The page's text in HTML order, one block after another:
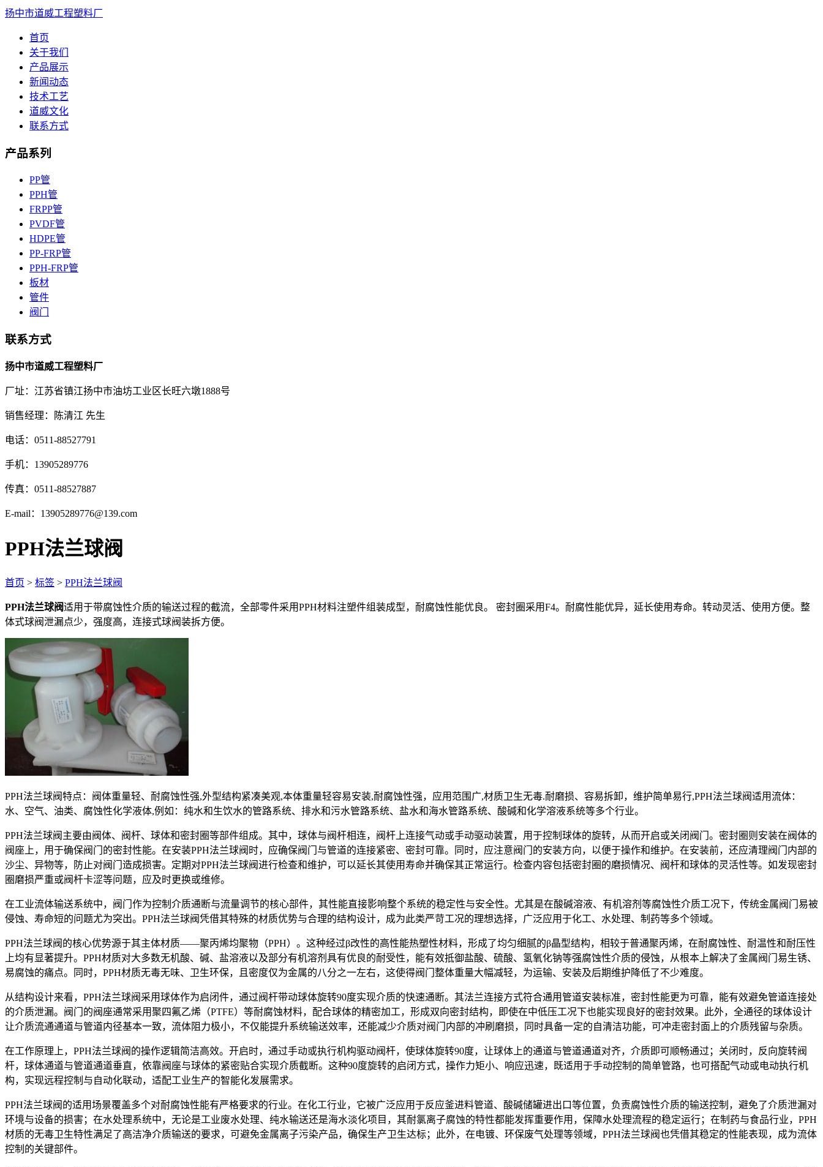
扬中市道威工程塑料厂
首页
关于我们
产品展示
新闻动态
技术工艺
道威文化
联系方式
产品系列
PP管
PPH管
FRPP管
PVDF管
HDPE管
PP-FRP管
PPH-FRP管
板材
管件
阀门
联系方式
扬中市道威工程塑料厂
厂址：江苏省镇江扬中市油坊工业区长旺六墩1888号
销售经理：陈清江 先生
电话：0511-88527791
手机：13905289776
传真：0511-88527887
E-mail：13905289776@139.com
PPH法兰球阀
首页 > 标签 > PPH法兰球阀
PPH法兰球阀适用于带腐蚀性介质的输送过程的截流，全部零件采用PPH材料注塑件组装成型，耐腐蚀性能优良。 密封圈采用F4。耐腐性能优异，延长使用寿命。转动灵活、使用方便。整
体式球阀泄漏点少，强度高，连接式球阀装拆方便。
PPH法兰球阀特点：阀体重量轻、耐腐蚀性强,外型结构紧凑美观,本体重量轻容易安装,耐腐蚀性强，应用范围广,材质卫生无毒.耐磨损、容易拆卸，维护简单易行,PPH法兰球阀适用流体：
水、空气、油类、腐蚀性化学液体,例如：纯水和生饮水的管路系统、排水和污水管路系统、盐水和海水管路系统、酸碱和化学溶液系统等多个行业。
PPH法兰球阀主要由阀体、阀杆、球体和密封圈等部件组成。其中，球体与阀杆相连，阀杆上连接气动或手动驱动装置，用于控制球体的旋转，从而开启或关闭阀门。密封圈则安装在阀体的
阀座上，用于确保阀门的密封性能。在安装PPH法兰球阀时，应确保阀门与管道的连接紧密、密封可靠。同时，应注意阀门的安装方向，以便于操作和维护。在安装前，还应清理阀门内部的
沙尘、异物等，防止对阀门造成损害。定期对PPH法兰球阀进行检查和维护，可以延长其使用寿命并确保其正常运行。检查内容包括密封圈的磨损情况、阀杆和球体的灵活性等。如发现密封
圈磨损严重或阀杆卡涩等问题，应及时更换或维修。
在工业流体输送系统中，阀门作为控制介质通断与流量调节的核心部件，其性能直接影响整个系统的稳定性与安全性。尤其是在酸碱溶液、有机溶剂等腐蚀性介质工况下，传统金属阀门易被
侵蚀、寿命短的问题尤为突出。PPH法兰球阀凭借其特殊的材质优势与合理的结构设计，成为此类严苛工况的理想选择，广泛应用于化工、水处理、制药等多个领域。
PPH法兰球阀的核心优势源于其主体材质——聚丙烯均聚物（PPH）。这种经过β改性的高性能热塑性材料，形成了均匀细腻的β晶型结构，相较于普通聚丙烯，在耐腐蚀性、耐温性和耐压性
上均有显著提升。PPH材质对大多数无机酸、碱、盐溶液以及部分有机溶剂具有优良的耐受性，能有效抵御盐酸、硫酸、氢氧化钠等强腐蚀性介质的侵蚀，从根本上解决了金属阀门易生锈、
易腐蚀的痛点。同时，PPH材质无毒无味、卫生环保，且密度仅为金属的八分之一左右，这使得阀门整体重量大幅减轻，为运输、安装及后期维护降低了不少难度。
从结构设计来看，PPH法兰球阀采用球体作为启闭件，通过阀杆带动球体旋转90度实现介质的快速通断。其法兰连接方式符合通用管道安装标准，密封性能更为可靠，能有效避免管道连接处
的介质泄漏。阀门的阀座通常采用聚四氟乙烯（PTFE）等耐腐蚀材料，配合球体的精密加工，形成双向密封结构，即使在中低压工况下也能实现良好的密封效果。此外，全通径的球体设计
让介质流通通道与管道内径基本一致，流体阻力极小，不仅能提升系统输送效率，还能减少介质对阀门内部的冲刷磨损，同时具备一定的自清洁功能，可冲走密封面上的介质残留与杂质。
在工作原理上，PPH法兰球阀的操作逻辑简洁高效。开启时，通过手动或执行机构驱动阀杆，使球体旋转90度，让球体上的通道与管道通道对齐，介质即可顺畅通过；关闭时，反向旋转阀
杆，球体通道与管道通道垂直，依靠阀座与球体的紧密贴合实现介质截断。这种90度旋转的启闭方式，操作力矩小、响应迅速，既适用于手动控制的简单管路，也可搭配气动或电动执行机
构，实现远程控制与自动化联动，适配工业生产的智能化发展需求。
PPH法兰球阀的适用场景覆盖多个对耐腐蚀性能有严格要求的行业。在化工行业，它被广泛应用于反应釜进料管道、酸碱储罐进出口等位置，负责腐蚀性介质的输送控制，避免了介质泄漏对
环境与设备的损害；在水处理系统中，无论是工业废水处理、纯水输送还是海水淡化项目，其耐氯离子腐蚀的特性都能发挥重要作用，保障水处理流程的稳定运行；在制药与食品行业，PPH
材质的无毒卫生特性满足了高洁净介质输送的要求，可避免金属离子污染产品，确保生产卫生达标；此外，在电镀、环保废气处理等领域，PPH法兰球阀也凭借其稳定的性能表现，成为流体
控制的关键部件。